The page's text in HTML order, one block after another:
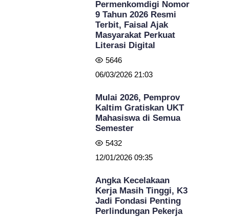
Permenkomdigi Nomor
9 Tahun 2026 Resmi
Terbit, Faisal Ajak
Masyarakat Perkuat
Literasi Digital
5646
06/03/2026 21:03
Mulai 2026, Pemprov
Kaltim Gratiskan UKT
Mahasiswa di Semua
Semester
5432
12/01/2026 09:35
Angka Kecelakaan
Kerja Masih Tinggi, K3
Jadi Fondasi Penting
Perlindungan Pekerja